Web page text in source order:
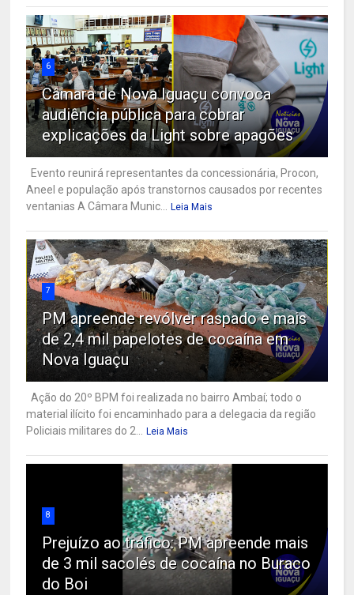
6
Câmara de Nova Iguaçu convoca
audiência pública para cobrar
explicações da Light sobre apagões
Evento reunirá representantes da concessionária, Procon,
Aneel e população após transtornos causados por recentes
ventanias A Câmara Munic... Leia Mais
7
PM apreende revólver raspado e mais
de 2,4 mil papelotes de cocaína em
Nova Iguaçu
Ação do 20º BPM foi realizada no bairro Ambaí; todo o
material ilícito foi encaminhado para a delegacia da região
Policiais militares do 2... Leia Mais
8
Prejuízo ao tráfico: PM apreende mais
de 3 mil sacolés de cocaína no Buraco
do Boi